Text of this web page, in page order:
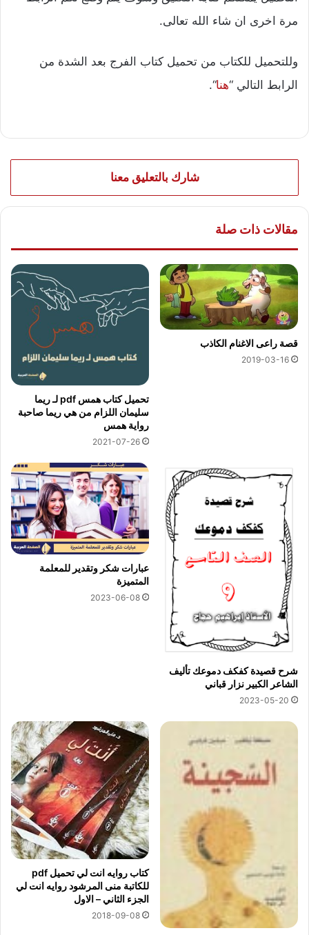
مرة اخرى ان شاء الله تعالى.
وللتحميل للكتاب من تحميل كتاب الفرج بعد الشدة من
الرابط التالي “هنا“.
شارك بالتعليق معنا
مقالات ذات صلة
قصة راعى الاغنام الكاذب
2019-03-16
تحميل كتاب همس pdf لـ ريما
سليمان اللزام من هي ريما صاحبة
رواية همس
2021-07-26
شرح قصيدة كفكف دموعك تأليف
الشاعر الكبير نزار قباني
2023-05-20
عبارات شكر وتقدير للمعلمة
المتميزة
2023-06-08
كتاب روايه انت لي تحميل pdf
للكاتبة منى المرشود روايه انت لي
الجزء الثاني – الاول
2018-09-08